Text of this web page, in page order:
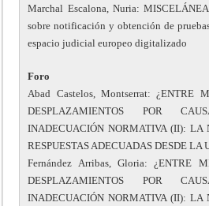
Marchal Escalona, Nuria:
sobre notificación y obtención de
espacio judicial europeo digitalizado
Foro
Abad Castelos, Montserrat: ¿ENTRE
DESPLAZAMIENTOS POR
INADECUACIÓN NORMATIVA (II): LA
RESPUESTAS ADECUADAS DESDE LA
Fernández Arribas, Gloria: ¿ENTRE
DESPLAZAMIENTOS POR
INADECUACIÓN NORMATIVA (II): LA